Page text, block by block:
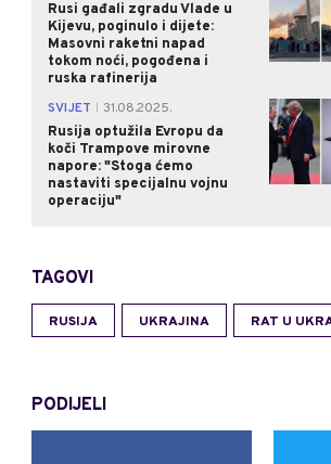
Rusi gađali zgradu Vlade u
Kijevu, poginulo i dijete:
Masovni raketni napad
tokom noći, pogođena i
ruska rafinerija
SVIJET
31.08.2025.
Rusija optužila Evropu da
koči Trampove mirovne
napore: "Stoga ćemo
nastaviti specijalnu vojnu
operaciju"
TAGOVI
RUSIJA UKRAJINA RAT U
PODIJELI